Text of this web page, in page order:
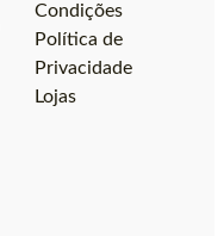
Condições
Política de
Privacidade
Lojas